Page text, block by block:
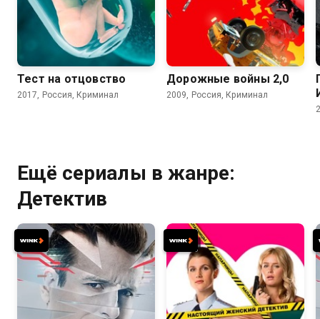
Тест на отцовство
2017, Россия, Криминал
Дорожные войны 2,0
2009, Россия, Криминал
Ещё сериалы в жанре:
Детектив